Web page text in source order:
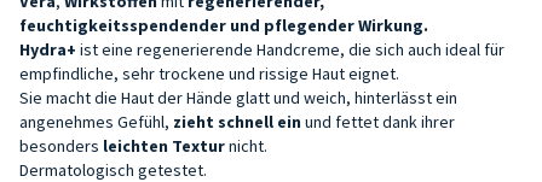
feuchtigkeitsspendender und pflegender Wirkung.
Hydra+ ist eine regenerierende Handcreme, die sich auch ideal für
empfindliche, sehr trockene und rissige Haut eignet.
Sie macht die Haut der Hände glatt und weich, hinterlässt ein
angenehmes Gefühl, zieht schnell ein und fettet dank ihrer
besonders leichten Texturnicht.
Dermatologisch getestet.